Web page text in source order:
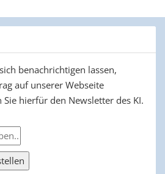
benachrichtigen lassen,
auf unserer Webseite
hierfür den Newsletter des KI.